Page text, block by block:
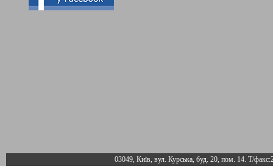
03049, Київ, вул. Курська, буд. 20, пом. 14. Т/